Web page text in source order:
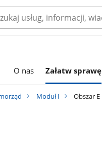
O nas Załatw sprawę
Moduł I Obszar E